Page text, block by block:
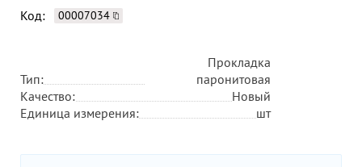
Код: 00007034
Тип:
Прокладка
паронитовая
Качество:
Новый
Единица измерения:
шт